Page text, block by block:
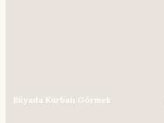
Rüyada Kurban Görmek